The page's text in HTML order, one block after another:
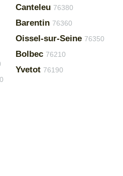
Canteleu 76380
Barentin 76360
Oissel-sur-Seine 76350
Bolbec 76210
Yvetot 76190